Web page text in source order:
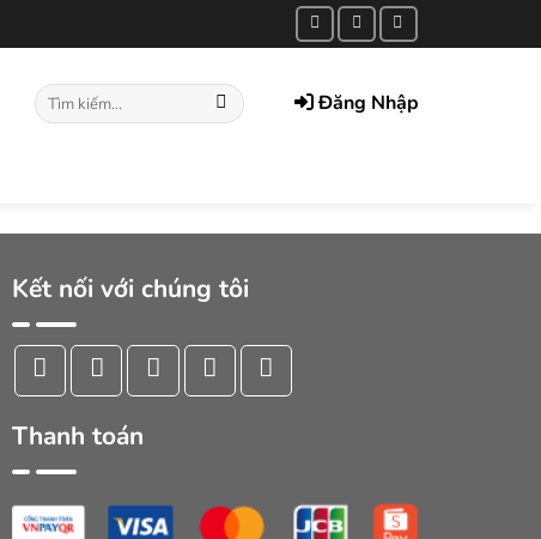
Tìm
kiếm:
Đăng Nhập
Kết nối với chúng tôi
Thanh toán